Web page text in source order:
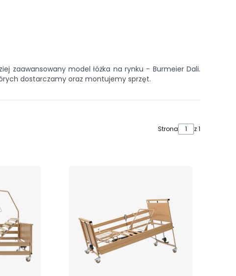
zaawansowany model łóżka na rynku - Burmeier Dali.
dostarczamy oraz montujemy sprzęt.
Strona z 1